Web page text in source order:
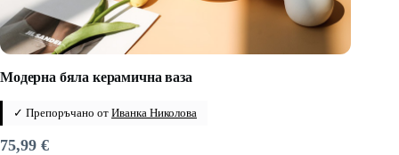
Модерна бяла керамична ваза
✓ Препоръчано от Иванка Николова
75,99 €